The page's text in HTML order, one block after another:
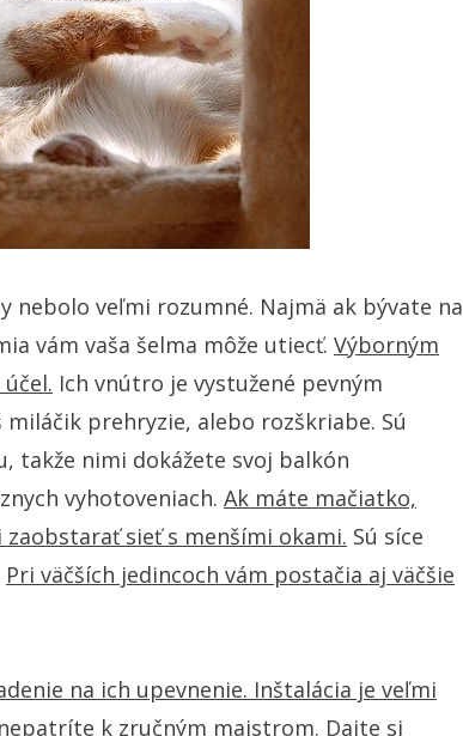
nebolo veľmi rozumné. Najmä ak bývate na
vám vaša šelma môže utiecť. Výborným
Ich vnútro je vystužené pevným
prehryzie, alebo rozškriabe. Sú
takže nimi dokážete svoj balkón
vyhotoveniach. Ak máte mačiatko,
sieť s menšími okami. Sú síce
Pri väčších jedincoch vám postačia aj väčšie
na ich upevnenie. Inštalácia je veľmi
k zručným majstrom. Dajte si